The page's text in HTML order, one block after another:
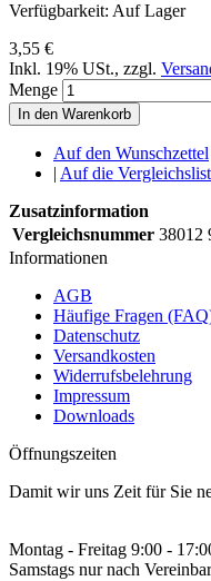
Verfügbarkeit: Auf Lager
3,55 €
Inkl. 19% USt., zzgl.
Menge
In den Warenkorb
Auf den Wunschzettel
| Auf die
Zusatzinformation
Vergleichsnummer 38012
Informationen
AGB
Häufige Fragen
Datenschutz
Versandkosten
Widerrufsbelehrung
Impressum
Downloads
Öffnungszeiten
Damit wir uns Zeit für Sie
Montag - Freitag 9:00 -
Samstags nur nach